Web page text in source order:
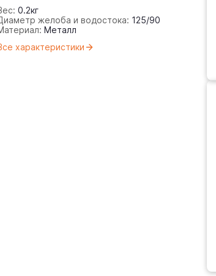
0.2кг
желоба и водостока: 125/90
Металл
характеристики